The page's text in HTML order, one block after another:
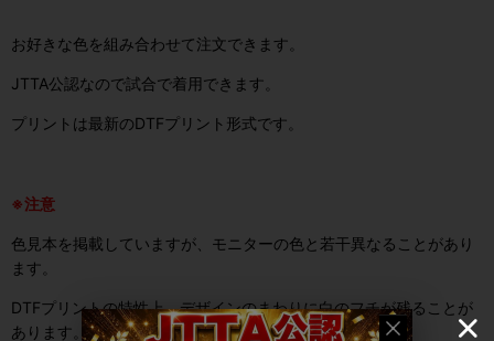
お好きな色を組み合わせて注文できます。
JTTA公認なので試合で着用できます。
プリントは最新のDTFプリント形式です。
※注意
色見本を掲載していますが、モニターの色と若干異なることがあり
ます。
DTFプリントの特性上、デザインのまわりに白のフチが残ることが
あります。